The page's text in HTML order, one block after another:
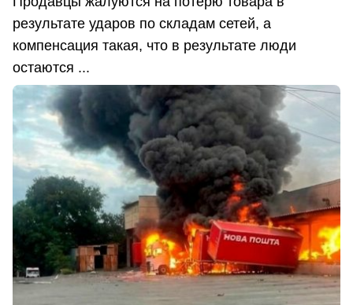
результате ударов по складам сетей, а
компенсация такая, что в результате люди
остаются ...